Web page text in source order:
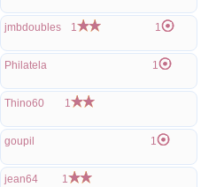
jmbdoubles 1 1
Philatela 1
Thino60 1
goupil 1
jean64 1